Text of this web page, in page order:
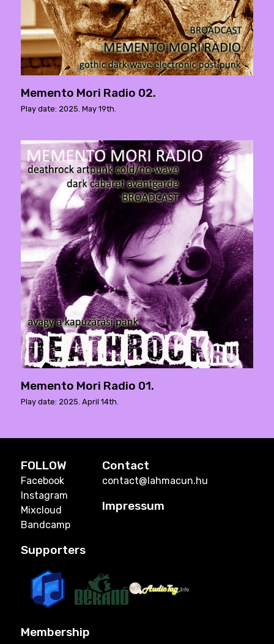
Memento Mori Radio 02.
Play date: 2025. May 19th.
Memento Mori Radio 01.
Play date: 2025. April 14th.
FOLLOW
Facebook
Instagram
Mixcloud
Bandcamp
Contact
contact@lahmacun.hu
Impressum
Supporters
Membership